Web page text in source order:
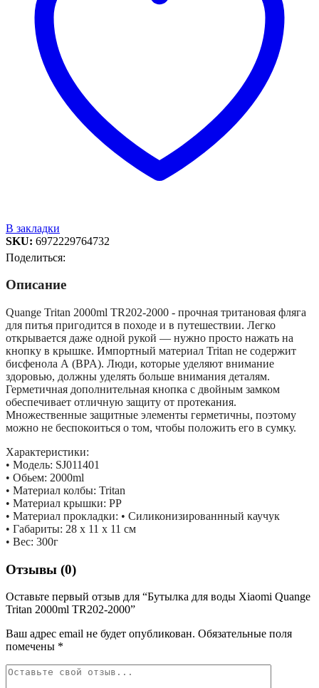
В закладки
SKU: 6972229764732
Поделиться:
Описание
Quange Tritan 2000ml TR202-2000 - прочная тритановая фляга
для питья пригодится в походе и в путешествии. Легко
открывается даже одной рукой — нужно просто нажать на
кнопку в крышке. Импортный материал Tritan не содержит
бисфенола А (BPA). Люди, которые уделяют внимание
здоровью, должны уделять больше внимания деталям.
Герметичная дополнительная кнопка с двойным замком
обеспечивает отличную защиту от протекания.
Множественные защитные элементы герметичны, поэтому
можно не беспокоиться о том, чтобы положить его в сумку.
Характеристики:
• Модель: SJ011401
• Обьем: 2000ml
• Материал колбы: Tritan
• Материал крышки: PP
• Материал прокладки: • Силиконизированнный каучук
• Габариты: 28 х 11 х 11 см
• Вес: 300г
Отзывы (0)
Оставьте первый отзыв для “Бутылка для воды Xiaomi Quange
Tritan 2000ml TR202-2000”
Ваш адрес email не будет опубликован. Обязательные поля
помечены *